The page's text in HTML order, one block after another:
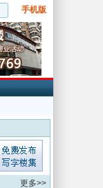
手机版
更多>>